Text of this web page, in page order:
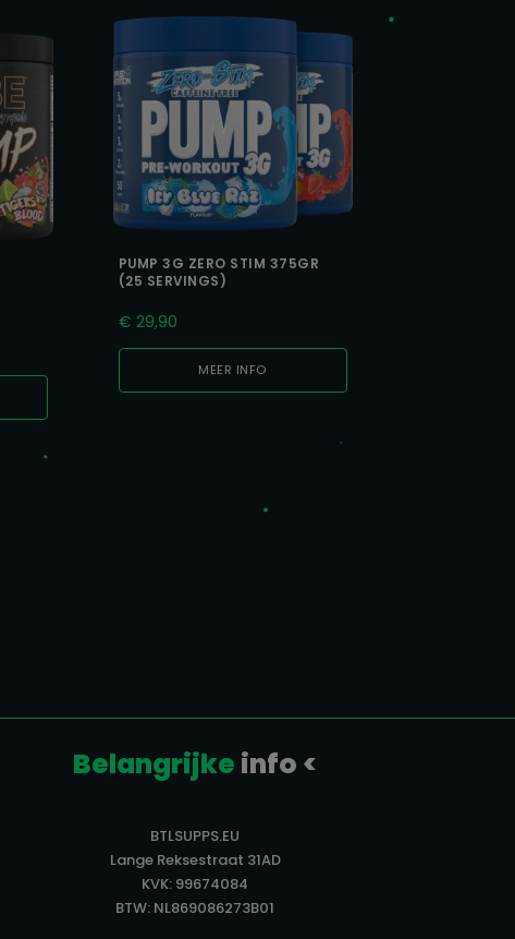
PUMP 3G ZERO STIM 375GR
(25 SERVINGS)
€ 29,90
MEER INFO
Belangrijke info <
BTLSUPPS.EU
Lange Reksestraat 31AD
KVK: 99674084
BTW: NL869086273B01